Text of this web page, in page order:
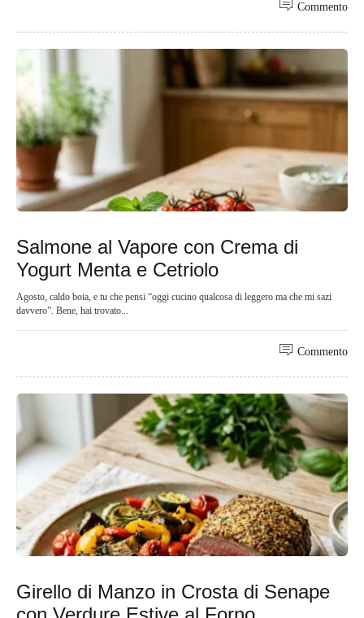
Commento
Salmone al Vapore con Crema di
Yogurt Menta e Cetriolo
Agosto, caldo boia, e tu che pensi “oggi cucino qualcosa di leggero ma che mi sazi
davvero”. Bene, hai trovato...
Commento
Girello di Manzo in Crosta di Senape